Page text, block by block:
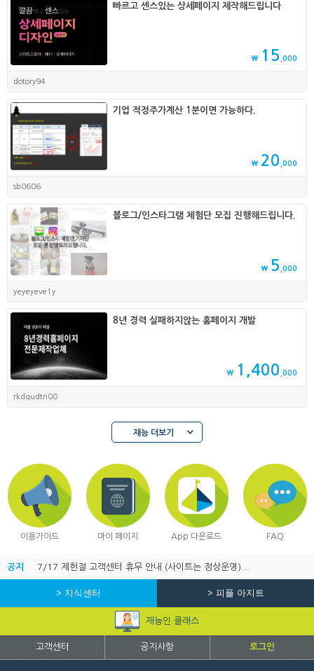
빠르고 센스있는 상세페이지 제작해드립니다
₩ 15 ,000
dotory94
기업 적정주가계산 1분이면 가능하다.
₩ 20 ,000
sb0606
블로그/인스타그램 체험단 모집 진행해드립니다.
₩ 5 ,000
yeyeyeve1y
8년 경력 실패하지않는 홈페이지 개발
₩ 1,400 ,000
rkdqudtn00
재능 더보기
이용가이드 마이 페이지 App 다운로드 FAQ
공지 7/17 제헌절 고객센터 휴무 안내 (사이트는 정상운영)...
> 지식센터 > 피플 아지트
재능인 클래스
고객센터 공지사항 로그인